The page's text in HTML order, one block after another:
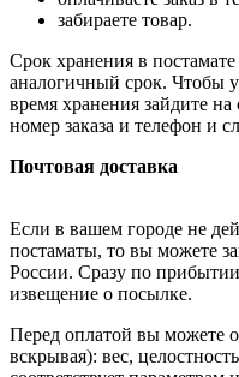
забираете товар.
Срок хранения в
аналогичный срок. Чтобы
время хранения зайдите на
номер заказа и телефон и
Почтовая доставка
Если в вашем городе не
постаматы, то вы можете
России. Сразу по
извещение о посылке.
Перед оплатой вы можете
вскрывая): вес,